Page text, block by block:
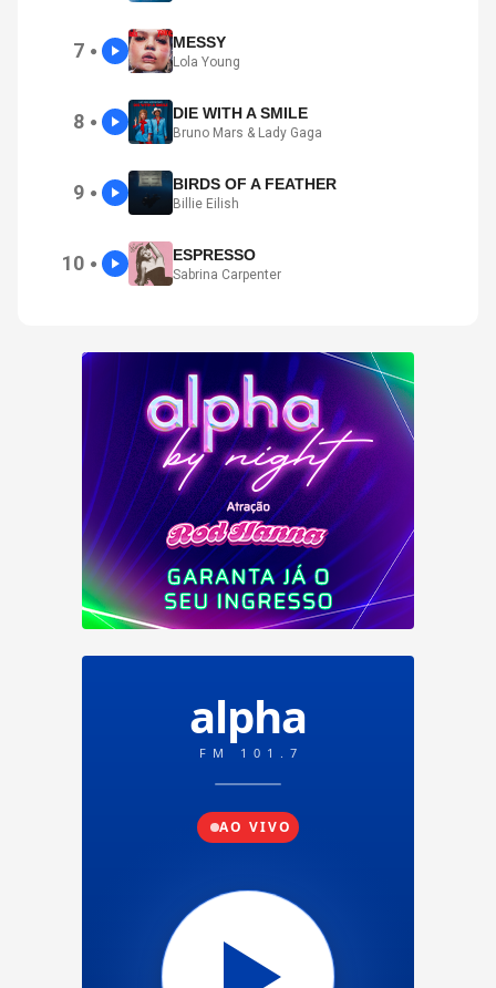
7 ● MESSY
Lola Young
8 ● DIE WITH A SMILE
Bruno Mars & Lady Gaga
9 ● BIRDS OF A FEATHER
Billie Eilish
10 ● ESPRESSO
Sabrina Carpenter